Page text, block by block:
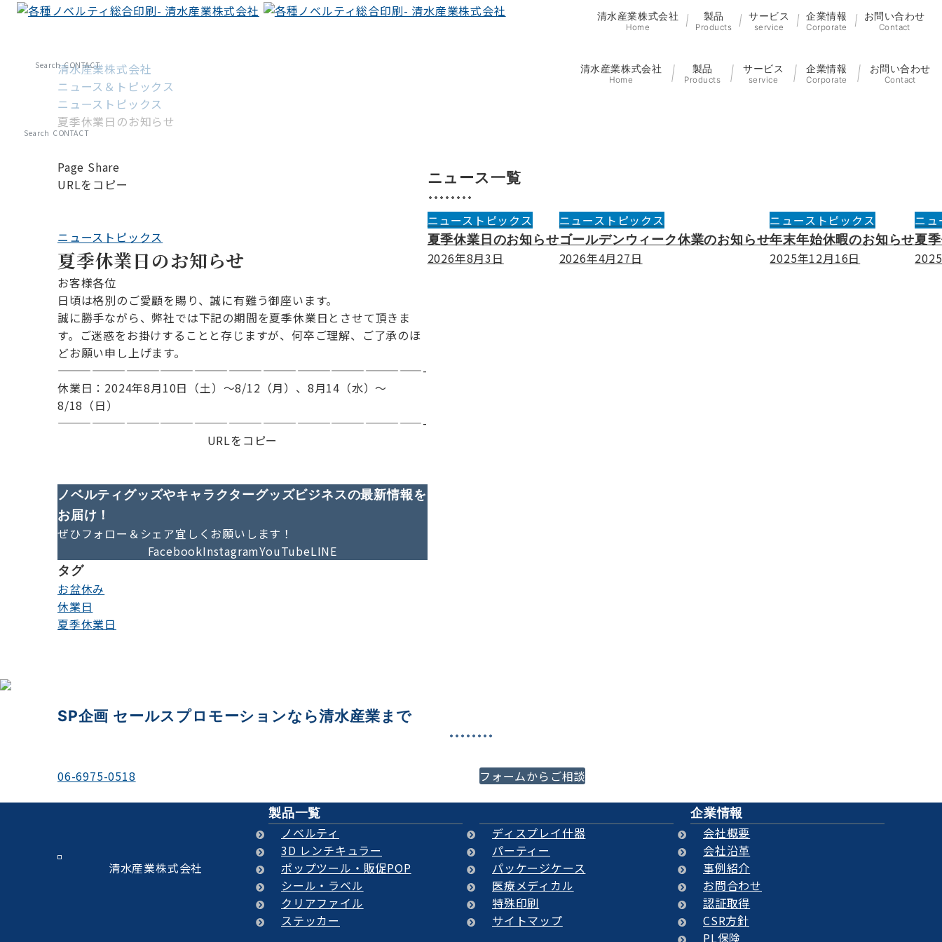
清水産業株式会社
Home
製品
Products
サービス
service
企業情報
Corporate
お問い合わせ
Contact
Search CONTACT
清水産業株式会社
Home
製品
Products
サービス
service
企業情報
Corporate
お問い合わせ
Contact
Search CONTACT
清水産業株式会社
ニュース＆トピックス
ニューストピックス
夏季休業日のお知らせ
Page Share
URLをコピー
ニューストピックス
夏季休業日のお知らせ
お客様各位
日頃は格別のご愛顧を賜り、誠に有難う御座います。
誠に勝手ながら、弊社では下記の期間を夏季休業日とさせて頂きま
す。ご迷惑をお掛けすることと存じますが、何卒ご理解、ご了承のほ
どお願い申し上げます。
————————————————————————————————-
休業日：2024年8月10日（土）～8/12（月）、8月14（水）～
8/18（日）
————————————————————————————————-
URLをコピー
ノベルティグッズやキャラクターグッズビジネスの最新情報を
お届け！
ぜひフォロー＆シェア宜しくお願いします！
FacebookInstagramYouTubeLINE
タグ
お盆休み
休業日
夏季休業日
ニュース一覧
ニューストピックス
夏季休業日のお知らせ
2026年8月3日
ニューストピックス
ゴールデンウィーク休業のお知らせ
2026年4月27日
ニューストピックス
年末年始休暇のお知らせ
2025年12月16日
ニュ
夏
SP企画 セールスプロモーションなら清水産業まで
06-6975-0518
フォームからご相談
清水産業株式会社
製品一覧
ノベルティ
3D レンチキュラー
ポップツール・販促POP
シール・ラベル
クリアファイル
ステッカー
ディスプレイ什器
パーティー
パッケージケース
医療メディカル
特殊印刷
サイトマップ
企業情報
会社概要
会社沿革
事例紹介
お問合わせ
認証取得
CSR方針
PL保険